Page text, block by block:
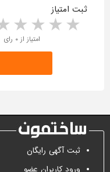
ثبت امتیاز
3 stars 2 stars 1 star امتیاز از ۰ رای
ثبت آگهی رایگان
ورود کاربران عضو